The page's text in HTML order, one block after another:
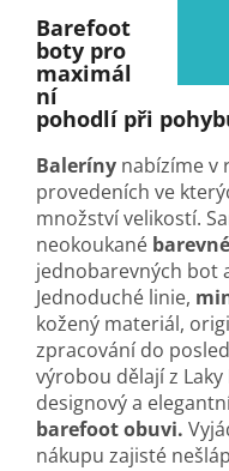
Barefoot
boty pro
maximál
ní
pohodlí při
Baleríny nabízíme v
provedeních ve
množství velikostí.
neokoukané
jednobarevných bot
Jednoduché linie,
kožený materiál,
zpracování do
výrobou dělají z
designový a
barefoot obuvi.
nákupu zajisté